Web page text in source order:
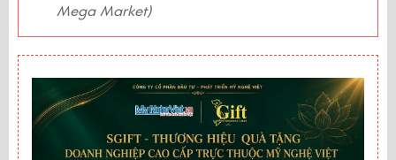
Mega Market)